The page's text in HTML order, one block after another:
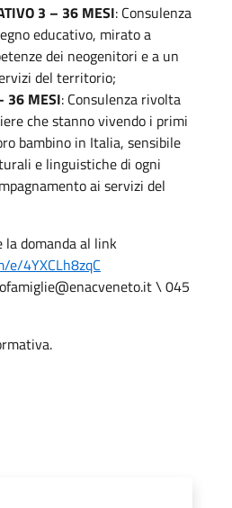
3 – 36 MESI: Consulenza
educativo, mirato a
dei neogenitori e a un
del territorio;
36 MESI: Consulenza rivolta
che stanno vivendo i primi
bambino in Italia, sensibile
e linguistiche di ogni
ai servizi del
la domanda al link
e/4YXCLh8zqC
\ 045